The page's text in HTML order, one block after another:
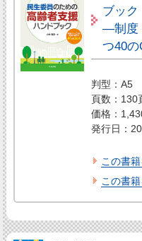
ブック
―制度
つ40
判型：A5
頁数：130
価格：
発行日：
この書
この書